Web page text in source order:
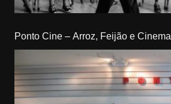
Ponto Cine – Arroz, Feijão e Cinema